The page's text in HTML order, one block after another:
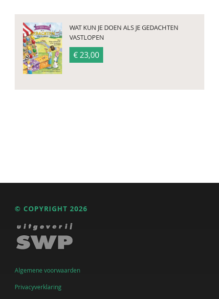
WAT KUN JE DOEN ALS JE GEDACHTEN
VASTLOPEN
€ 23,00
© COPYRIGHT 2026
Algemene voorwaarden
Privacyverklaring